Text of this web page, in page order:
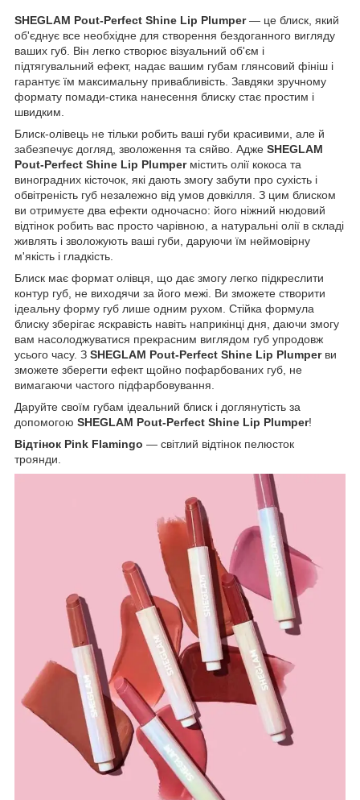
SHEGLAM Pout-Perfect Shine Lip Plumper— це блиск, який
об'єднує все необхідне для створення бездоганного вигляду
ваших губ. Він легко створює візуальний об'єм і
підтягувальний ефект, надає вашим губам глянсовий фініш і
гарантує їм максимальну привабливість. Завдяки зручному
формату помади-стика нанесення блиску стає простим і
швидким.
Блиск-олівець не тільки робить ваші губи красивими, але й
забезпечує догляд, зволоження та сяйво. Адже SHEGLAM
Pout-Perfect Shine Lip Plumperмістить олії кокоса та
виноградних кісточок, які дають змогу забути про сухість і
обвітреність губ незалежно від умов довкілля. З цим блиском
ви отримуєте два ефекти одночасно: його ніжний нюдовий
відтінок робить вас просто чарівною, а натуральні олії в складі
живлять і зволожують ваші губи, даруючи їм неймовірну
м'якість і гладкість.
Блиск має формат олівця, що дає змогу легко підкреслити
контур губ, не виходячи за його межі. Ви зможете створити
ідеальну форму губ лише одним рухом. Стійка формула
блиску зберігає яскравість навіть наприкінці дня, даючи змогу
вам насолоджуватися прекрасним виглядом губ упродовж
усього часу. З SHEGLAM Pout-Perfect Shine Lip Plumperви
зможете зберегти ефект щойно пофарбованих губ, не
вимагаючи частого підфарбовування.
Даруйте своїм губам ідеальний блиск і доглянутість за
допомогою SHEGLAM Pout-Perfect Shine Lip Plumper!
Відтінок Pink Flamingo — світлий відтінок пелюсток
троянди.